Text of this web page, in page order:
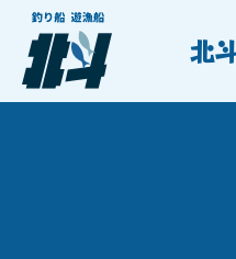
北